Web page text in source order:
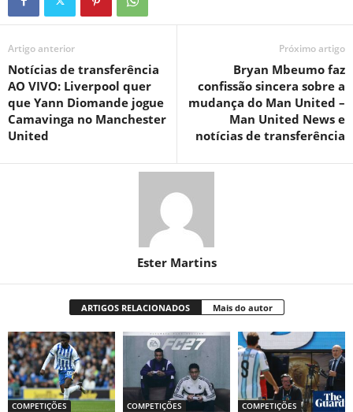
Artigo anterior
Notícias de transferência
AO VIVO: Liverpool quer
que Yann Diomande jogue
Camavinga no Manchester
United
Próximo artigo
Bryan Mbeumo faz
confissão sincera sobre a
mudança do Man United –
Man United News e
notícias de transferência
Ester Martins
ARTIGOS RELACIONADOS Mais do autor
COMPETIÇÕES COMPETIÇÕES COMPETIÇÕES